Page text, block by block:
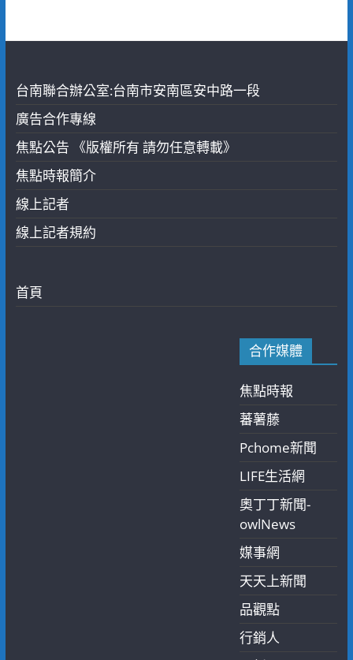
台南聯合辦公室:台南市安南區安中路一段
廣告合作專線
焦點公告 《版權所有 請勿任意轉載》
焦點時報簡介
線上記者
線上記者規約
首頁
合作媒體
焦點時報
蕃薯藤
Pchome新聞
LIFE生活網
奧丁丁新聞-
owlNews
媒事網
天天上新聞
品觀點
行銷人